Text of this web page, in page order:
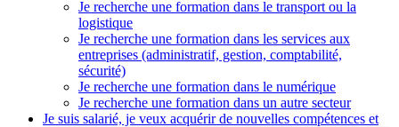
Je recherche une formation dans le transport ou la
logistique
Je recherche une formation dans les services aux
entreprises (administratif, gestion, comptabilité,
sécurité)
Je recherche une formation dans le numérique
Je recherche une formation dans un autre secteur
Je suis salarié, je veux acquérir de nouvelles compétences et